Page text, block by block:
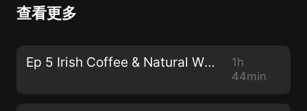
查看更多
Ep 5 Irish Coffee & Natural Wine
1h
44min